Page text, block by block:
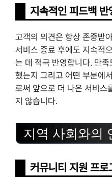
지속적인 피드백 반
고객의 의견은 항상 존중받
서비스 종료 후에도 지속적
는 데 적극 반영합니다. 만
했는지 그리고 어떤 부분에
로써 앞으로 더 나은 서비스
지 않습니다.
지역 사회와의
커뮤니티 지원 프로